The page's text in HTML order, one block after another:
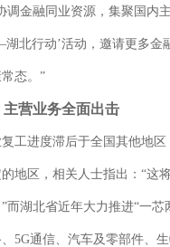
调金融同业资源，集聚国内
北行动’活动，邀请更多金
态。”
主营业务全面出击
工进度滞后于全国其他地
地区，相关人士指出：“
而湖北省近年大力推进“一
5G通信、汽车及零部件、